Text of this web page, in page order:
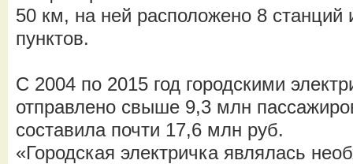
50 км, на ней расположено 8 станций
пунктов.
С 2004 по 2015 год городскими
отправлено свыше 9,3 млн
составила почти 17,6 млн руб.
«Городская электричка являлась